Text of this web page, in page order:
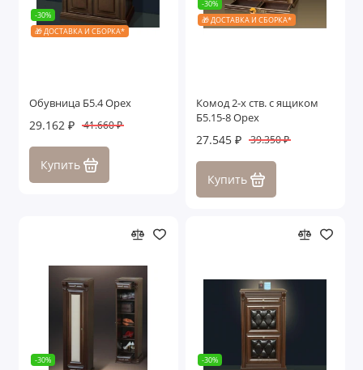
-30%
🎁 ДОСТАВКА И СБОРКА*
Обувница Б5.4 Орех
29.162 ₽ 41.660 ₽
Купить
-30%
🎁 ДОСТАВКА И СБОРКА*
Комод 2-х ств. с ящиком
Б5.15-8 Орех
27.545 ₽ 39.350 ₽
Купить
-30%
-30%